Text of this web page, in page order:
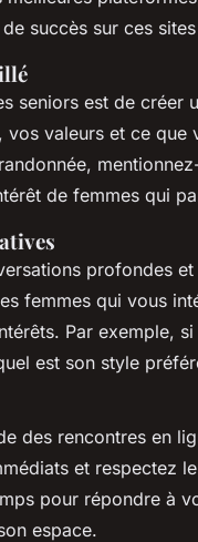
succès sur ces
seniors est de créer
valeurs et ce que
de femmes qui
profondes
femmes qui vous
Par exemple,
est son style
des rencontres en
et respectez
pour répondre à
espace.